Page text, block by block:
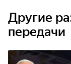
Другие
передачи